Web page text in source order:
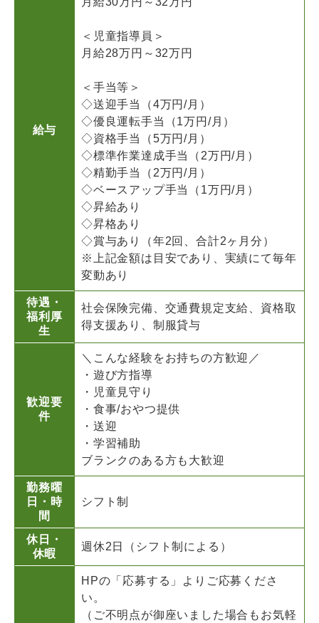
給与
＜児童指導員＞
月給28万円～32万円
＜手当等＞
◇送迎手当（4万円/月）
◇優良運転手当（1万円/月）
◇資格手当（5万円/月）
◇標準作業達成手当（2万円/月）
◇精勤手当（2万円/月）
◇ベースアップ手当（1万円/月）
◇昇給あり
◇昇格あり
◇賞与あり（年2回、合計2ヶ月分）
※上記金額は目安であり、実績にて毎年
変動あり
待遇・
福利厚
生
社会保険完備、交通費規定支給、資格取
得支援あり、制服貸与
歓迎要
件
＼こんな経験をお持ちの方歓迎／
・遊び方指導
・児童見守り
・食事/おやつ提供
・送迎
・学習補助
ブランクのある方も大歓迎
勤務曜
日・時
間
シフト制
休日・
休暇
週休2日（シフト制による）
HPの「応募する」よりご応募くださ
い。
（ご不明点が御座いました場合もお気軽